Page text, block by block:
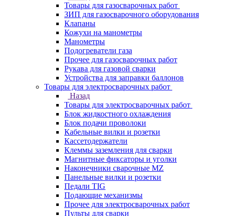
Товары для газосварочных работ
ЗИП для газосварочного оборудования
Клапаны
Кожухи на манометры
Манометры
Подогреватели газа
Прочее для газосварочных работ
Рукава для газовой сварки
Устройства для заправки баллонов
Товары для электросварочных работ
Назад
Товары для электросварочных работ
Блок жидкостного охлаждения
Блок подачи проволоки
Кабельные вилки и розетки
Кассетодержатели
Клеммы заземления для сварки
Магнитные фиксаторы и уголки
Наконечники сварочные MZ
Панельные вилки и розетки
Педали TIG
Подающие механизмы
Прочее для электросварочных работ
Пульты для сварки